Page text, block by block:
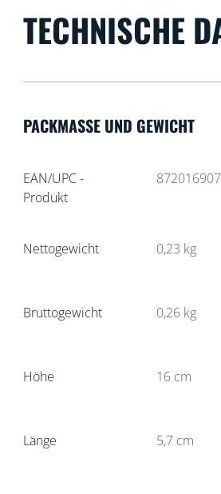
TECHNISCHE
PACKMASSE UND GEWICHT
EAN/UPC -
Produkt
Nettogewicht 0,23 kg
Bruttogewicht 0,26 kg
Höhe 16 cm
Länge 5,7 cm